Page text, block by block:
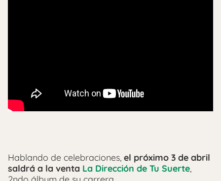
Hablando de celebraciones, el próximo 3 de abril
saldrá a la venta La Dirección de Tu Suerte,